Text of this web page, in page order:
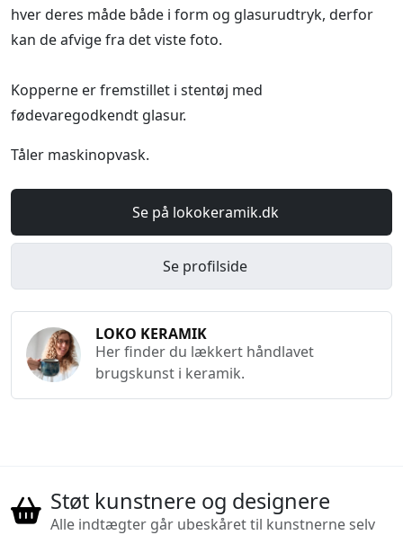
hver deres måde både i form og glasurudtryk, derfor
kan de afvige fra det viste foto.
Kopperne er fremstillet i stentøj med
fødevaregodkendt glasur.
Tåler maskinopvask.
Se på lokokeramik.dk
Se profilside
LOKO KERAMIK
Her finder du lækkert håndlavet
brugskunst i keramik.
Støt kunstnere og designere
Alle indtægter går ubeskåret til kunstnerne selv